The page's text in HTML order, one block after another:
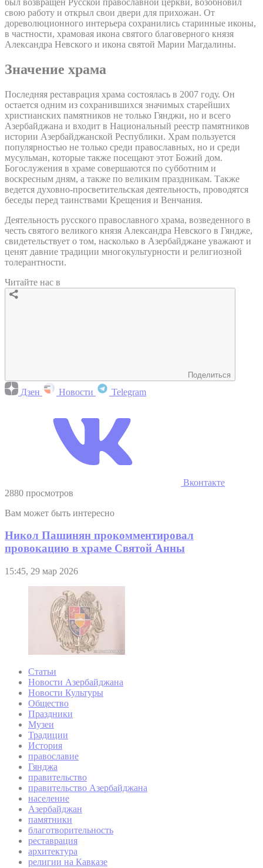
был возвращен Русской православной церкви, возобновил
свою работу и открыл свои двери для прихожан. От
дореволюционного интерьера сохранились старинные иконы,
в частности, храмовая икона святого благоверного князя
Александра Невского и икона святой Марии Магдалины.
Значение храма
Последняя реставрация храма состоялась в 2007 году. Он
остается одним из сохранившихся значимых старейших
христианских памятников не только Гянджи, но и всего
Азербайджана и входит в Национальный реестр памятников
истории Азербайджанской Республики. Храм пользуется
популярностью не только среди православных, но и среди
мусульман, которые также посещают этот Божий дом.
Богослужения в храме совершаются по субботним и
воскресным дням, а также по великим праздникам. Также
ведется духовно-просветительская деятельность, проводятся
беседы перед таинствами Крещения и Венчания.
Деятельность русского православного храма, возведенного в
честь святого великого князя Александра Невского в Гяндже,
свидетельствует о том, насколько в Азербайджане уважают и
ценят давние традиции многокультурности и религиозной
толерантности.
Читайте нас в
Поделиться
Дзен Новости Telegram
Вконтакте
2880 просмотров
Вам может быть интересно
Никол Пашинян прокомментировал
провокацию в храме Святой Анны
15:45, 29 мар 2026
Статьи
Новости Азербайджана
Новости Культуры
Общество
Праздники
Музеи
Традиции
История
православие
Гянджа
правительство
правительство Азербайджана
население
Азербайджан
памятники
благотворительность
реставрация
архитектура
религии на Кавказе